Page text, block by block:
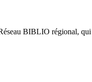
BIBLIO régional,